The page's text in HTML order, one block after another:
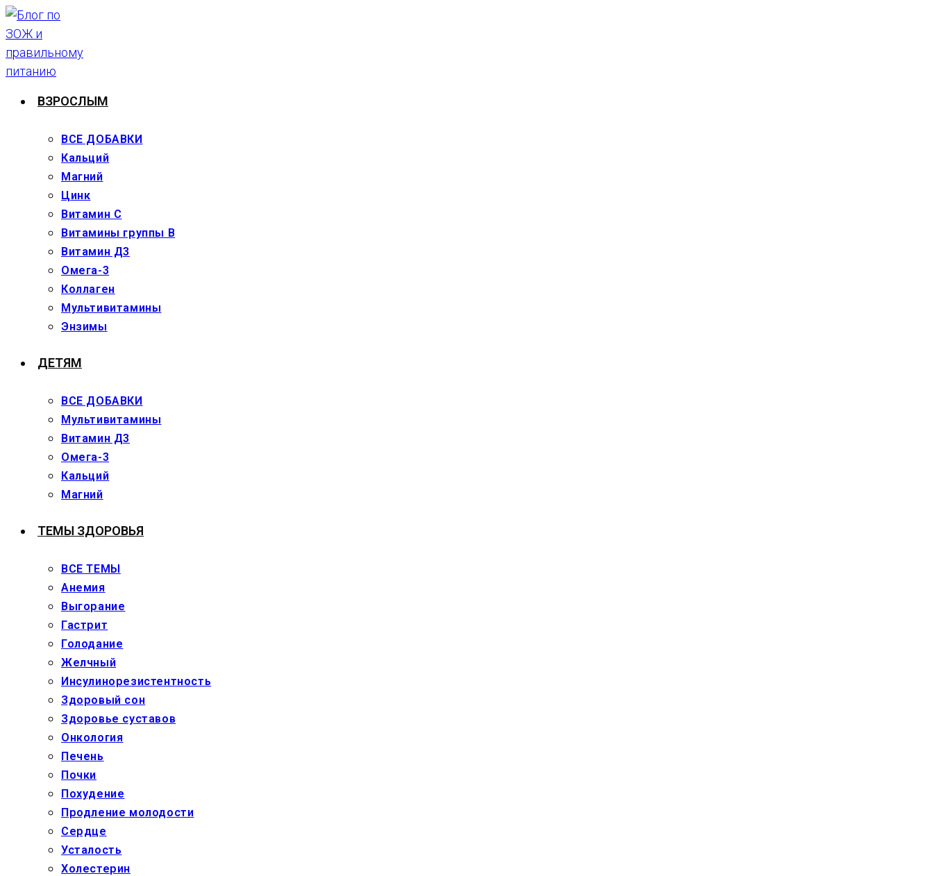
Перейти
к
содержимому
ВЗРОСЛЫМ
ВСЕ ДОБАВКИ
Кальций
Магний
Цинк
Витамин С
Витамины группы В
Витамин Д3
Омега-3
Коллаген
Мультивитамины
Энзимы
ДЕТЯМ
ВСЕ ДОБАВКИ
Мультивитамины
Витамин Д3
Омега-3
Кальций
Магний
ТЕМЫ ЗДОРОВЬЯ
ВСЕ ТЕМЫ
Анемия
Выгорание
Гастрит
Голодание
Желчный
Инсулинорезистентность
Здоровый сон
Здоровье суставов
Онкология
Печень
Почки
Похудение
Продление молодости
Сердце
Усталость
Холестерин